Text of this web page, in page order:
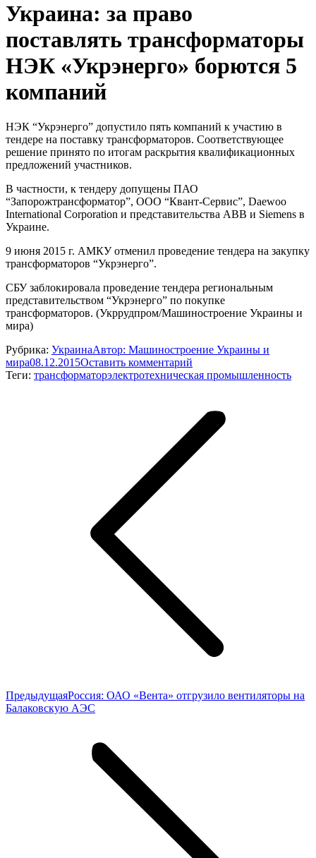
Украина: за право
поставлять трансформаторы
НЭК «Укрэнерго» борются 5
компаний
НЭК “Укрэнерго” допустило пять компаний к участию в
тендере на поставку трансформаторов. Соответствующее
решение принято по итогам раскрытия квалификационных
предложений участников.
В частности, к тендеру допущены ПАО
“Запорожтрансформатор”, ООО “Квант-Сервис”, Daewoo
International Corporation и представительства ABB и Siemens в
Украине.
9 июня 2015 г. АМКУ отменил проведение тендера на закупку
трансформаторов “Укрэнерго”.
СБУ заблокировала проведение тендера региональным
представительством “Укрэнерго” по покупке
трансформаторов. (Укррудпром/Машиностроение Украины и
мира)
Рубрика: УкраинаАвтор: Машиностроение Украины и
мира08.12.2015Оставить комментарий
Теги: трансформаторэлектротехническая промышленность
ПредыдущаяПредыдущая
запись:
Россия: ОАО «Вента» отгрузило вентиляторы на
Балаковскую АЭС